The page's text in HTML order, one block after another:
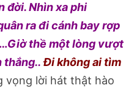
đời. Nhìn xa phi
ra đi cánh bay rợp
…Giờ thề một lòng vượt
thắng.. Ði khôngai tìm
vọng lời hát thật hào